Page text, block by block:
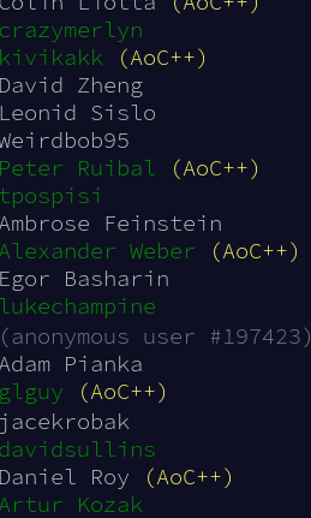
crazymerlyn
kivikakk
(AoC++)
David Zheng
Leonid Sislo
Peter Ruibal
(AoC++)
tpospisi
Ambrose Feinstein
Alexander Weber
(AoC++)
Egor Basharin
lukechampine
(anonymous user #197423)
Adam Pianka
glguy
(AoC++)
jacekrobak
davidsullins
Daniel Roy
(AoC++)
Artur Kozak